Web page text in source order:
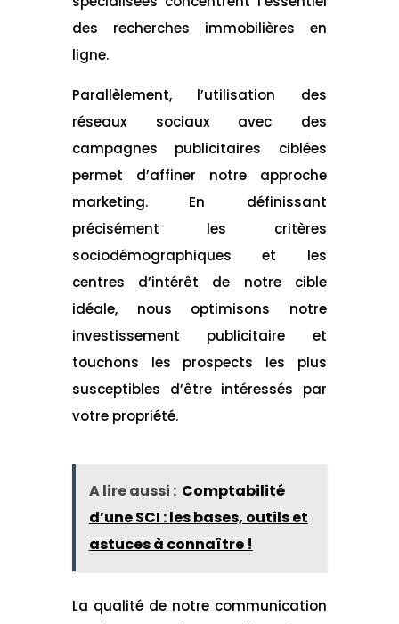
des recherches immobilières en
ligne.
Parallèlement, l’utilisation des
réseaux sociaux avec des
campagnes publicitaires ciblées
permet d’affiner notre approche
marketing. En définissant
précisément les critères
sociodémographiques et les
centres d’intérêt de notre cible
idéale, nous optimisons notre
investissement publicitaire et
touchons les prospects les plus
susceptibles d’être intéressés par
votre propriété.
A lire aussi : Comptabilité
d’une SCI : les bases, outils et
astuces à connaître !
La qualité de notre communication